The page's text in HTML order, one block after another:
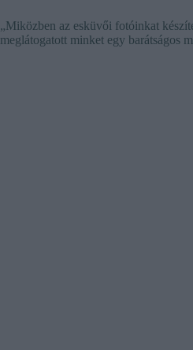
„Miközben az esküvői fotóinkat
meglátogatott minket egy barátságos